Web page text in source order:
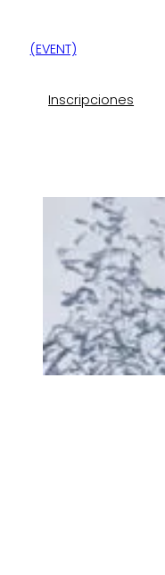
(EVENT)
Inscripciones